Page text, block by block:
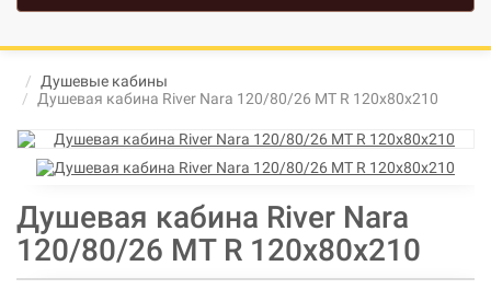
Душевые кабины
Душевая кабина River Nara 120/80/26 МТ R 120х80х210
Душевая кабина River Nara
120/80/26 МТ R 120х80х210